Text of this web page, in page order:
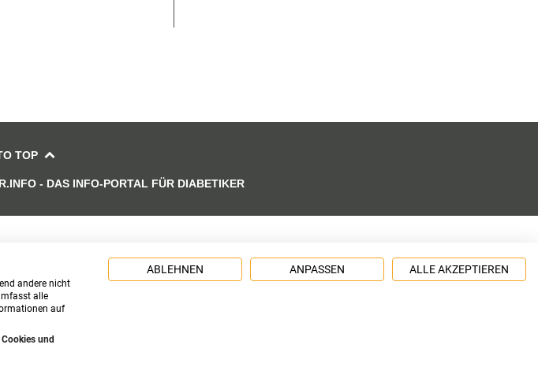
TOP
- DAS INFO-PORTAL FÜR DIABETIKER
andere nicht
alle
auf
und
ABLEHNEN ANPASSEN ALLE AKZEPTIEREN